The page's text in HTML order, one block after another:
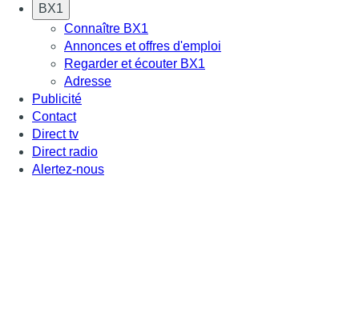
BX1
Connaître BX1
Annonces et offres d'emploi
Regarder et écouter BX1
Adresse
Publicité
Contact
Direct tv
Direct radio
Alertez-nous